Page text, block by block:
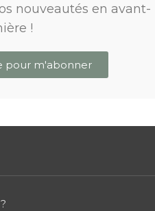
nouveautés en avant-
!
pour m'abonner